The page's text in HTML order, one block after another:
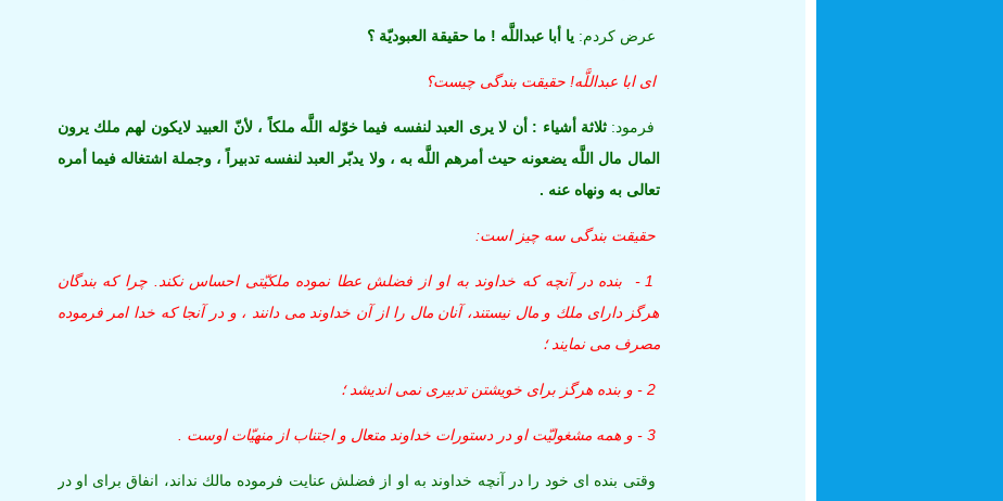
عرض كردم: يا أبا عبداللَّه ! ما حقيقة العبوديّة ؟
اى ابا عبداللَّه! حقيقت بندگى چيست؟
فرمود:ثلاثة أشياء : أن لا يرى العبد لنفسه فيما خوّله اللَّه ملكاً ، لأنّ العبيد لايكون لهم ملك يرون
المال مال اللَّه يضعونه حيث أمرهم اللَّه به ، ولا يدبّر العبد لنفسه تدبيراً ، وجملة اشتغاله فيما أمره
تعالى به ونهاه عنه .
حقيقت بندگى سه چيز است:
1 - بنده در آنچه كه خداوند به او از فضلش عطا نموده ملكيّتى احساس نكند. چرا كه بندگان
هرگز داراى ملك و مال نيستند، آنان مال را از آن خداوند مى‏ دانند ، و در آنجا كه خدا امر فرموده
مصرف مى‏ نمايند ؛
2 - و بنده هرگز براى خويشتن تدبيرى نمى‏ انديشد ؛
3 - و همه مشغوليّت او در دستورات خداوند متعال و اجتناب از منهيّات اوست .
وقتى بنده ‏اى خود را در آنچه خداوند به او از فضلش عنايت فرموده مالك نداند، انفاق براى او در